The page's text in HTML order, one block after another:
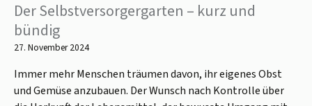
Der Selbstversorgergarten – kurz und
bündig
27. November 2024
Immer mehr Menschen träumen davon, ihr eigenes Obst
und Gemüse anzubauen. Der Wunsch nach Kontrolle über